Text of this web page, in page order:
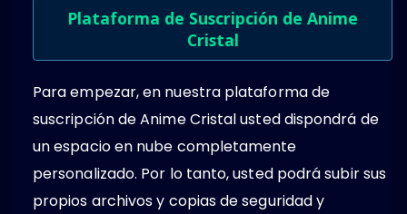
Plataforma de Suscripción de Anime
Cristal
Para empezar, en nuestra plataforma de
suscripción de Anime Cristal usted dispondrá de
un espacio en nube completamente
personalizado. Por lo tanto, usted podrá subir sus
propios archivos y copias de seguridad y